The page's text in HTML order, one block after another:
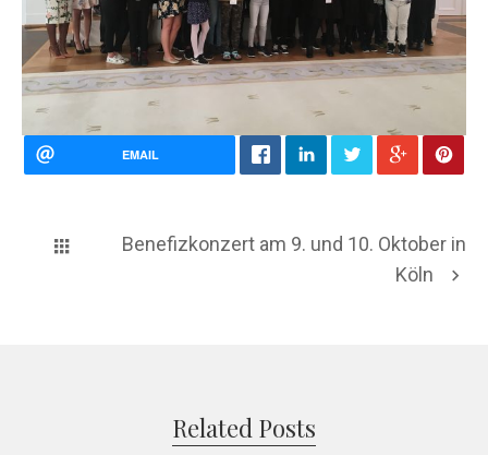
EMAIL
Benefizkonzert am 9. und 10. Oktober in
Köln
Related Posts